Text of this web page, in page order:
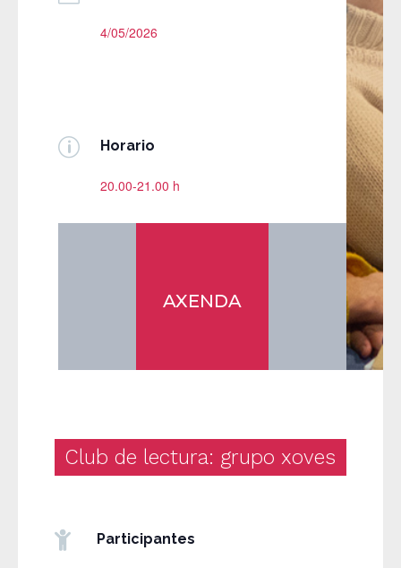
4/05/2026
p Horario
20.00-21.00 h
AXENDA
Club de lectura: grupo xoves
 Participantes